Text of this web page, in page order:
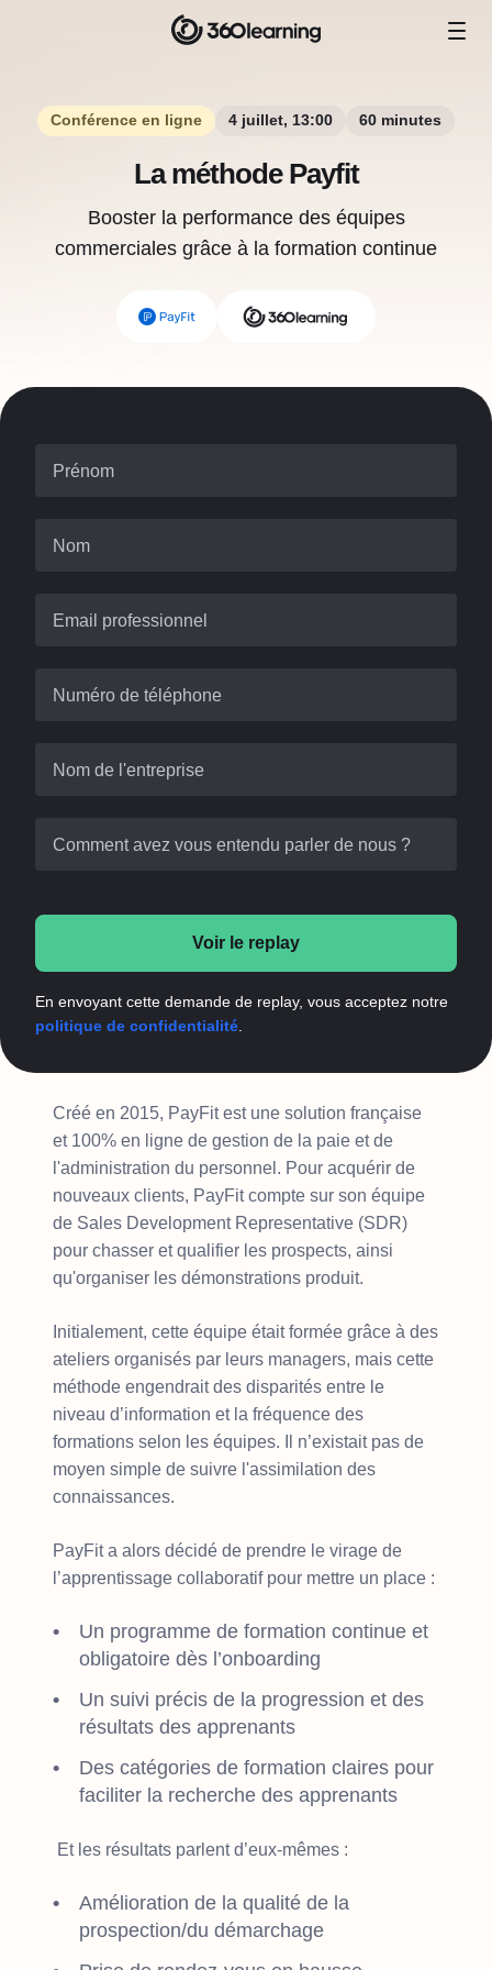
Conférence en ligne 4 juillet, 13:00 60 minutes
La méthode Payfit
Booster la performance des équipes
commerciales grâce à la formation continue
Prénom
Nom
Email professionnel
Numéro de téléphone
Nom de l'entreprise
Comment avez vous entendu parler de nous ?
Voir le replay
En envoyant cette demande de replay, vous acceptez notre
politique de confidentialité
Créé en 2015, PayFit est une solution française
et 100% en ligne de gestion de la paie et de
l'administration du personnel. Pour acquérir de
nouveaux clients, PayFit compte sur son équipe
de Sales Development Representative (SDR)
pour chasser et qualifier les prospects, ainsi
qu'organiser les démonstrations produit.
Initialement, cette équipe était formée grâce à des
ateliers organisés par leurs managers, mais cette
méthode engendrait des disparités entre le
niveau d’information et la fréquence des
formations selon les équipes. Il n’existait pas de
moyen simple de suivre l'assimilation des
connaissances.
PayFit a alors décidé de prendre le virage de
l’apprentissage collaboratif pour mettre un place :
Un programme de formation continue et
obligatoire dès l’onboarding
Un suivi précis de la progression et des
résultats des apprenants
Des catégories de formation claires pour
faciliter la recherche des apprenants
Et les résultats parlent d’eux-mêmes :
Amélioration de la qualité de la
prospection/du démarchage